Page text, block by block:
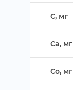
C, м
Ca, м
Co, м